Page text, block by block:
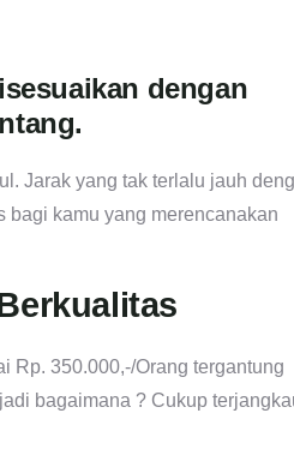
dengan
Jarak yang tak terlalu jauh
bagi kamu yang merencanakan
Rp. 350.000,-/Orang tergantung
bagaimana ? Cukup